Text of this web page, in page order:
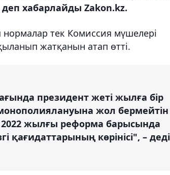
деп хабарлайды Zakon.kz.
тек Комиссия мүшелері
жатқанын атап өтті.
президент жеті жылға бір
жол бермейтін
2022 жылғы реформа барысында
қағидаттарының көрінісі", – деді